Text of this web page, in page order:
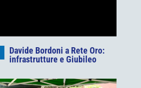
Davide Bordoni a Rete Oro:
infrastrutture e Giubileo